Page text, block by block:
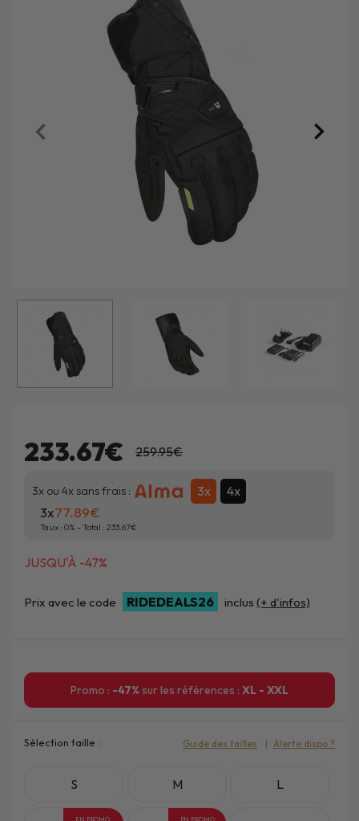
233.67€ 259.95€
JUSQU'À -47%
3x ou 4x sans frais : 3x 4x
3x77.89
Taux : 0% - Total : 233.67
Prix avec le code RIDEDEALS26 inclus (+ d'infos)
Promo : -47%sur les références : XL - XXL
Sélection taille :
S M L
Guide des tailles Alerte dispo ?